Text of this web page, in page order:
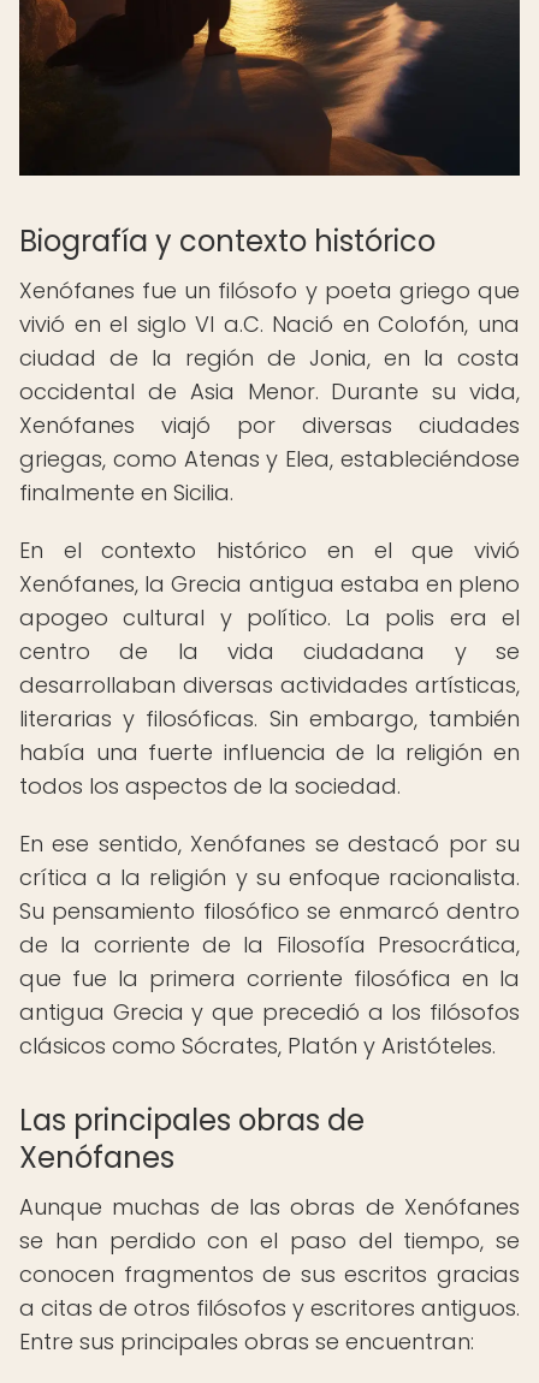
Biografía y contexto histórico
Xenófanes fue un filósofo y poeta griego que
vivió en el siglo VI a.C. Nació en Colofón, una
ciudad de la región de Jonia, en la costa
occidental de Asia Menor. Durante su vida,
Xenófanes viajó por diversas ciudades
griegas, como Atenas y Elea, estableciéndose
finalmente en Sicilia.
En el contexto histórico en el que vivió
Xenófanes, la Grecia antigua estaba en pleno
apogeo cultural y político. La polis era el
centro de la vida ciudadana y se
desarrollaban diversas actividades artísticas,
literarias y filosóficas. Sin embargo, también
había una fuerte influencia de la religión en
todos los aspectos de la sociedad.
En ese sentido, Xenófanes se destacó por su
crítica a la religión y su enfoque racionalista.
Su pensamiento filosófico se enmarcó dentro
de la corriente de la Filosofía Presocrática,
que fue la primera corriente filosófica en la
antigua Grecia y que precedió a los filósofos
clásicos como Sócrates, Platón y Aristóteles.
Las principales obras de
Xenófanes
Aunque muchas de las obras de Xenófanes
se han perdido con el paso del tiempo, se
conocen fragmentos de sus escritos gracias
a citas de otros filósofos y escritores antiguos.
Entre sus principales obras se encuentran: